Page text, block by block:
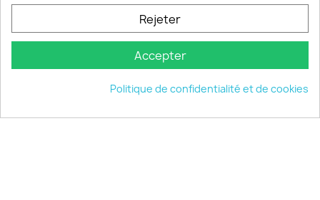
VOTRE COMPTE 
INFORMATIONS keyboard_arrow_down
© 2026 - choisistacoque.com
Rejeter
Accepter
Politique de confidentialité et de cookies